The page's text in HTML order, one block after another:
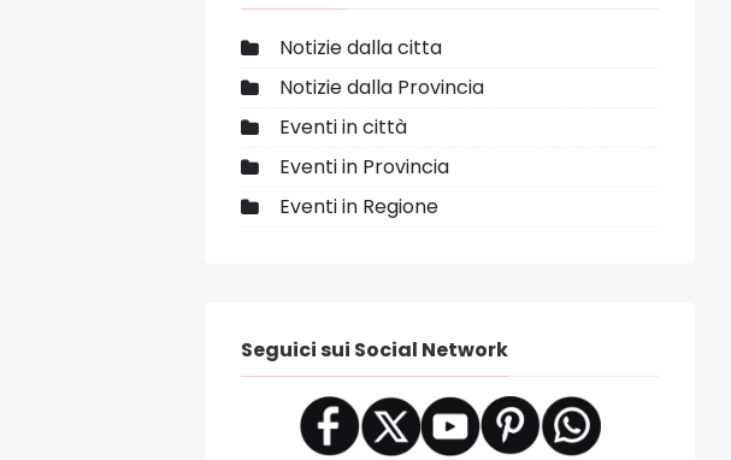
Notizie dalla citta
Notizie dalla Provincia
Eventi in città
Eventi in Provincia
Eventi in Regione
Seguici sui Social Network